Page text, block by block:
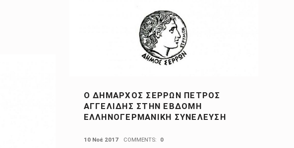
Ο ΔΉΜΑΡΧΟΣ ΣΕΡΡΏΝ ΠΈΤΡΟΣ
ΑΓΓΕΛΊΔΗΣ ΣΤΗΝ ΈΒΔΟΜΗ
ΕΛΛΗΝΟΓΕΡΜΑΝΙΚΉ ΣΥΝΈΛΕΥΣΗ
10 Νοέ 2017 COMMENTS: 0